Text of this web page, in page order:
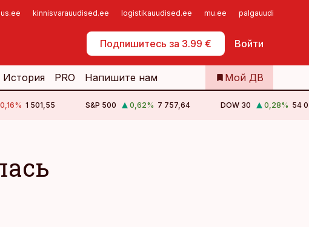
kinnisvarauudised.ee logistikauudised.ee mu.ee palgauudised.ee
Подпишитесь за 3.99 € Войти
Самообслуживание
История PRO Напишите нам Мой ДВ
% 1 501,55 S&P 500 0,62% 7 757,64 DOW 30 0,28% 54